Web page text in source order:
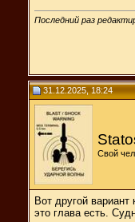
Последний раз
31.12.2025, 18:24
Свой
Вот другой вариант
это глава есть.